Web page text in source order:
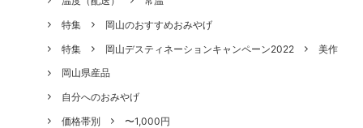
特集
岡山のおすすめおみやげ
特集
岡山デスティネーションキャンペーン2022
美作
岡山県産品
自分へのおみやげ
価格帯別
〜1,000円